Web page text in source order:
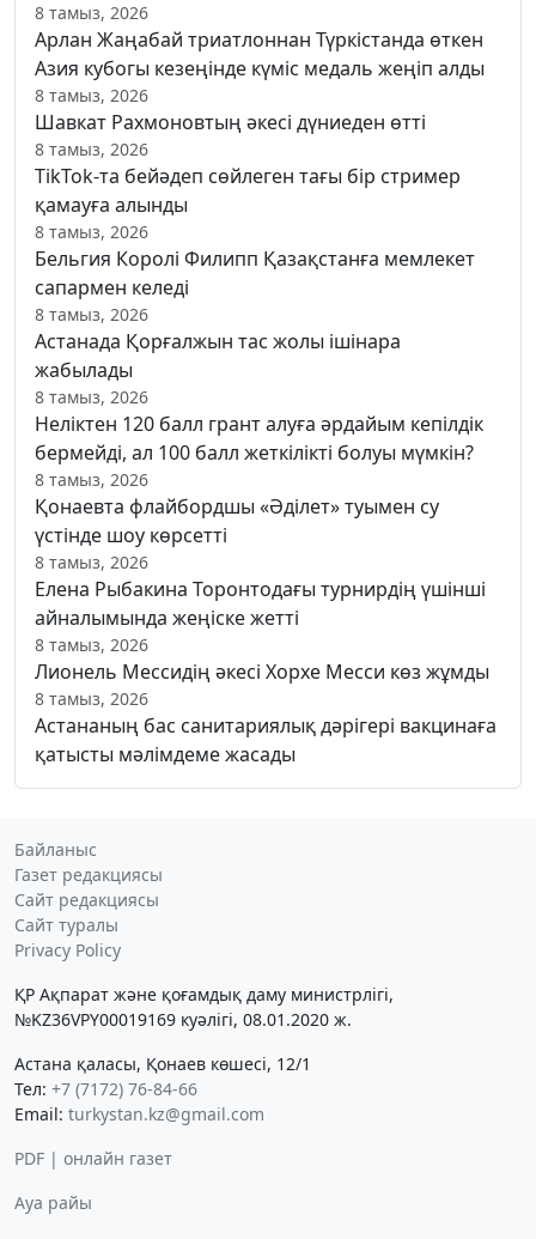
8 тамыз, 2026
Арлан Жаңабай триатлоннан Түркістанда өткен
Азия кубогы кезеңінде күміс медаль жеңіп алды
8 тамыз, 2026
Шавкат Рахмоновтың әкесі дүниеден өтті
8 тамыз, 2026
TikTok-та бейәдеп сөйлеген тағы бір стример
қамауға алынды
8 тамыз, 2026
Бельгия Королі Филипп Қазақстанға мемлекет
сапармен келеді
8 тамыз, 2026
Астанада Қорғалжын тас жолы ішінара
жабылады
8 тамыз, 2026
Неліктен 120 балл грант алуға әрдайым кепілдік
бермейді, ал 100 балл жеткілікті болуы мүмкін?
8 тамыз, 2026
Қонаевта флайбордшы «Әділет» туымен су
үстінде шоу көрсетті
8 тамыз, 2026
Елена Рыбакина Торонтодағы турнирдің үшінші
айналымында жеңіске жетті
8 тамыз, 2026
Лионель Мессидің әкесі Хорхе Месси көз жұмды
8 тамыз, 2026
Астананың бас санитариялық дәрігері вакцинаға
қатысты мәлімдеме жасады
Байланыс
Газет редакциясы
Сайт редакциясы
Сайт туралы
Privacy Policy
ҚР Ақпарат және қоғамдық даму министрлігі,
№KZ36VPY00019169 куәлігі, 08.01.2020 ж.
Астана қаласы, Қонаев көшесі, 12/1
Тел: +7 (7172) 76-84-66
Email: turkystan.kz@gmail.com
PDF | онлайн газет
Ауа райы